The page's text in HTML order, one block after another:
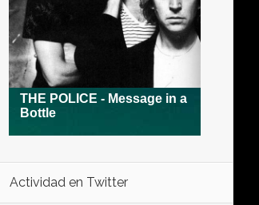
Actividad en Twitter